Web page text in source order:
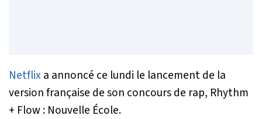
Netflix a annoncé ce lundi le lancement de la
version française de son concours de rap, Rhythm
+ Flow : Nouvelle École.